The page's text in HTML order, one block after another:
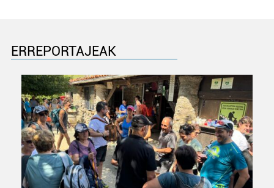
ERREPORTAJEAK